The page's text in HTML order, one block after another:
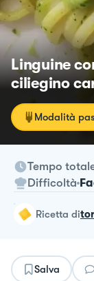
Linguine
ciliegino
Modalità
Tempo
Difficoltà
ricetta di
Salva